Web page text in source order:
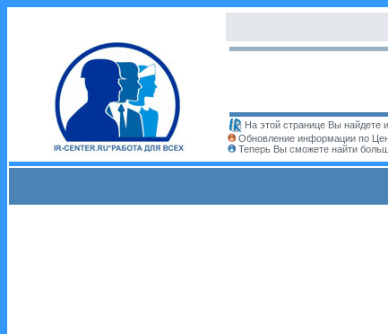
На этой странице Вы найдете
Обновление информации по
Теперь Вы сможете найти